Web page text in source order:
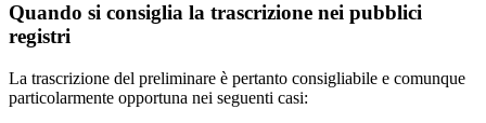
Quando si consiglia la trascrizione nei pubblici
registri
La trascrizione del preliminare è pertanto consigliabile e comunque
particolarmente opportuna nei seguenti casi: